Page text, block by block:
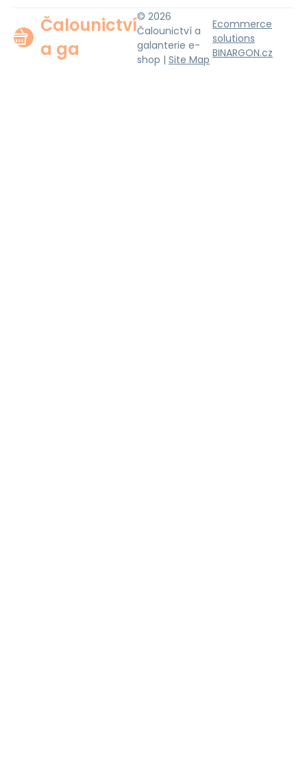
Čalounictví
a ga
© 2026
Čalounictví a
galanterie e-
shop | Site Map
Ecommerce
solutions
BINARGON.cz